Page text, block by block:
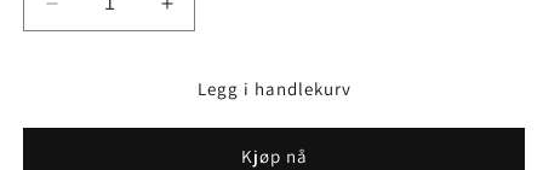
antallet
Øk
antallet
FiggjoLegg i handlekurv
Kjøp nå